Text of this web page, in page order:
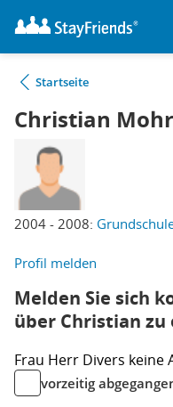
Startseite
Christian Mohr
2004 - 2008:
Profil melden
Melden Sie sich
über Christian zu
Frau Herr Divers keine
vorzeitig